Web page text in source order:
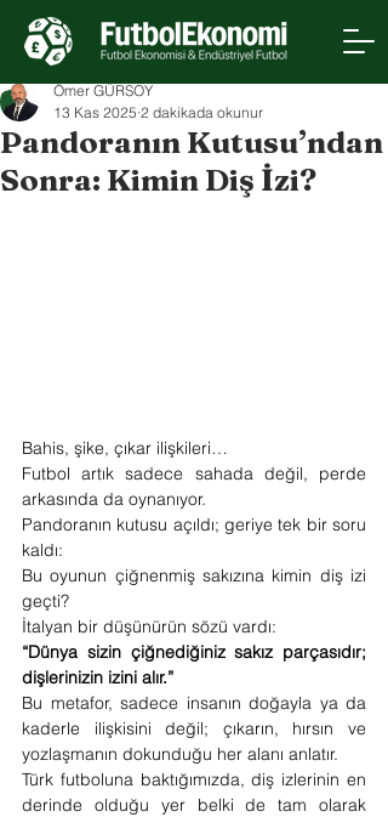
Pandoranın Kutusu’ndan
Sonra: Kimin Diş İzi?
Ömer GÜRSOY
13 Kas 2025 2 dakikada okunur
Bahis, şike, çıkar ilişkileri…
Futbol artık sadece sahada değil, perde
arkasında da oynanıyor.
Pandoranın kutusu açıldı; geriye tek bir soru
kaldı:
Bu oyunun çiğnenmiş sakızına kimin diş izi
geçti?
İtalyan bir düşünürün sözü vardı:
“Dünya sizin çiğnediğiniz sakız parçasıdır;
dişlerinizin izini alır.”
Bu metafor, sadece insanın doğayla ya da
kaderle ilişkisini değil; çıkarın, hırsın ve
yozlaşmanın dokunduğu her alanı anlatır.
Türk futboluna baktığımızda, diş izlerinin en
derinde olduğu yer belki de tam olarak